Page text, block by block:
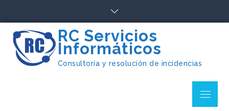
content
RC Servicios
Informáticos
Consultoría y resolución de incidencias
Menu